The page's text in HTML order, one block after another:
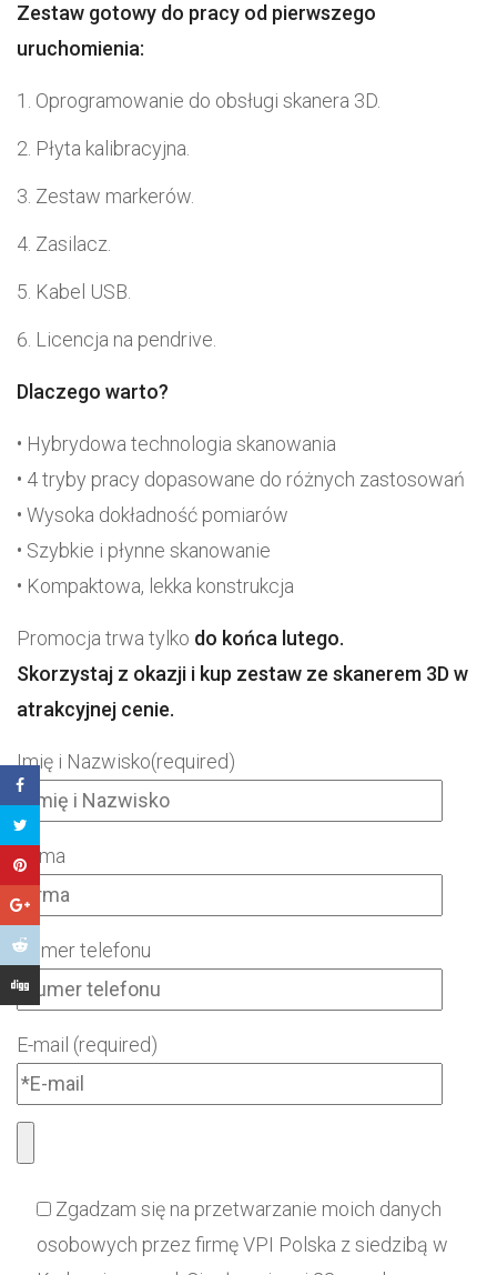
Zestaw gotowy do pracy od pierwszego
uruchomienia:
Oprogramowanie do obsługi skanera 3D.
Płyta kalibracyjna.
Zestaw markerów.
Zasilacz.
Kabel USB.
Licencja na pendrive.
Dlaczego warto?
• Hybrydowa technologia skanowania
• 4 tryby pracy dopasowane do różnych zastosowań
• Wysoka dokładność pomiarów
• Szybkie i płynne skanowanie
• Kompaktowa, lekka konstrukcja
Promocja trwa tylko do końca lutego.
Skorzystaj z okazji i kup zestaw ze skanerem 3D w
atrakcyjnej cenie.
Imię i Nazwisko(required)
Firma
Numer telefonu
E-mail (required)
Zgadzam się na przetwarzanie moich danych
osobowych przez firmę VPI Polska z siedzibą w